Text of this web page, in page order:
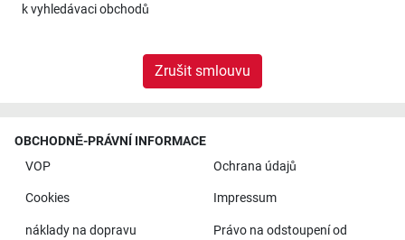
kvyhledávaci obchodů
Zrušit smlouvu
OBCHODNĚ-PRÁVNÍ INFORMACE
VOP
Ochrana údajů
Cookies Impressum
náklady na dopravu
Právo na odstoupení od